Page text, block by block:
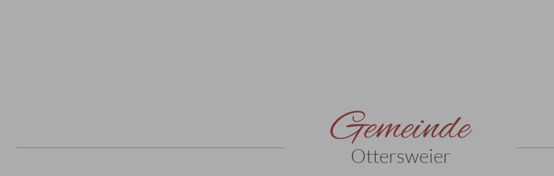
Gemeinde
Ottersweier